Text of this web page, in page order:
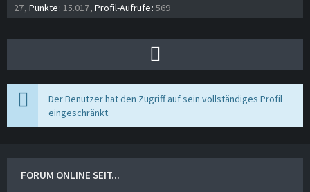
27 Punkte 15.017 Profil-Aufrufe 569
Der Benutzer hat den Zugriff auf sein vollständiges Profil
eingeschränkt.
FORUM ONLINE SEIT...